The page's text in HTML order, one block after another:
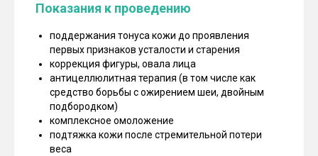
Показания к проведению
поддержания тонуса кожи до проявления
первых признаков усталости и старения
коррекция фигуры, овала лица
антицеллюлитная терапия (в том числе как
средство борьбы с ожирением шеи, двойным
подбородком)
комплексное омоложение
подтяжка кожи после стремительной потери
веса